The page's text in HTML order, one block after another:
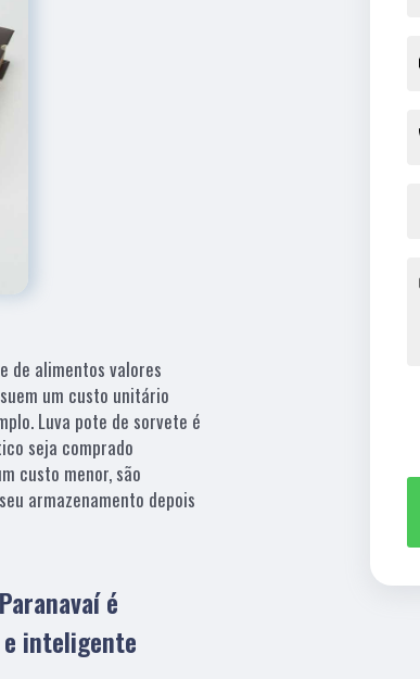
de alimentos valores
um custo unitário
Luva pote de sorvete é
seja comprado
custo menor, são
armazenamento depois
é
inteligente